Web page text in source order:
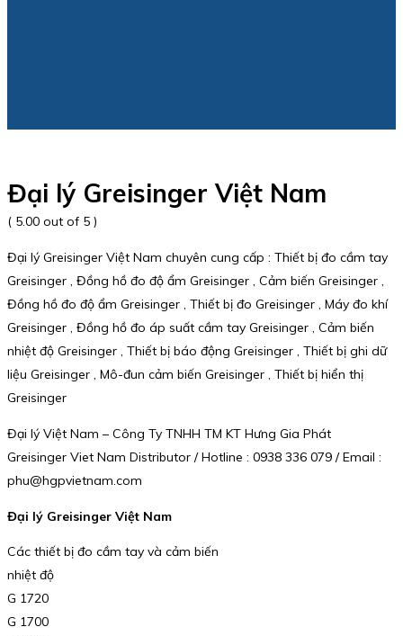
Đại lý Greisinger Việt Nam
( 5.00 out of 5 )
Đại lý Greisinger Việt Nam chuyên cung cấp : Thiết bị đo cầm tay
Greisinger , Đồng hồ đo độ ẩm Greisinger , Cảm biến Greisinger ,
Đồng hồ đo độ ẩm Greisinger , Thiết bị đo Greisinger , Máy đo khí
Greisinger , Đồng hồ đo áp suất cầm tay Greisinger , Cảm biến
nhiệt độ Greisinger , Thiết bị báo động Greisinger , Thiết bị ghi dữ
liệu Greisinger , Mô-đun cảm biến Greisinger , Thiết bị hiển thị
Greisinger
Đại lý Việt Nam – Công Ty TNHH TM KT Hưng Gia Phát
Greisinger Viet Nam Distributor / Hotline : 0938 336 079 / Email :
phu@hgpvietnam.com
Đại lý Greisinger Việt Nam
Các thiết bị đo cầm tay và cảm biến
nhiệt độ
G 1720
G 1700